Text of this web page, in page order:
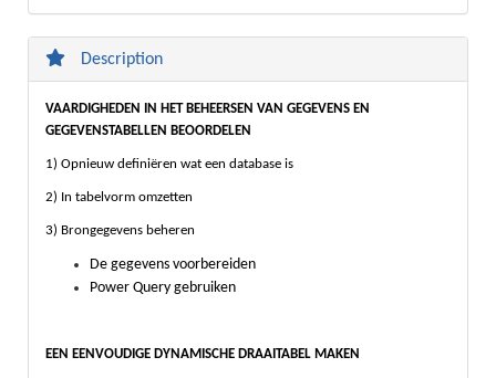
Description
VAARDIGHEDEN IN HET BEHEERSEN VAN GEGEVENS EN
GEGEVENSTABELLEN BEOORDELEN
1) Opnieuw definiëren wat een database is
2) In tabelvorm omzetten
3) Brongegevens beheren
De gegevens voorbereiden
Power Query gebruiken
EEN EENVOUDIGE DYNAMISCHE DRAAITABEL MAKEN